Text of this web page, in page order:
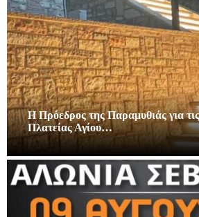
Η Πρόεδρος της Παραμυθιάς για
Πλατείας Αγίου…